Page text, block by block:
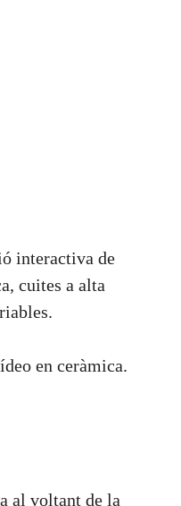
interactiva de
cuites a alta
en ceràmica.
al voltant de la